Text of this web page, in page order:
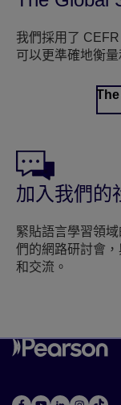
我們採用了
可以更準確地衡
加入我們的
緊貼語言學習領
們的網路研討會
和交流。